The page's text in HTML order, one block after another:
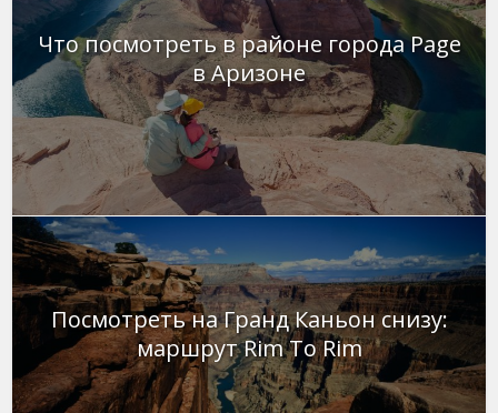
Что посмотреть в районе города Page
в Аризоне
Посмотреть на Гранд Каньон снизу:
маршрут Rim To Rim